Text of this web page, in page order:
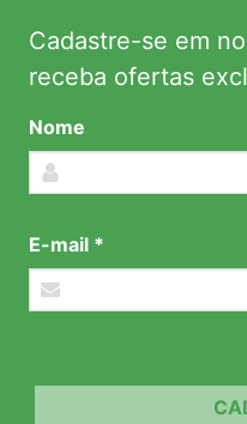
Cadastre-se em
receba ofertas
Nome
E-mail *